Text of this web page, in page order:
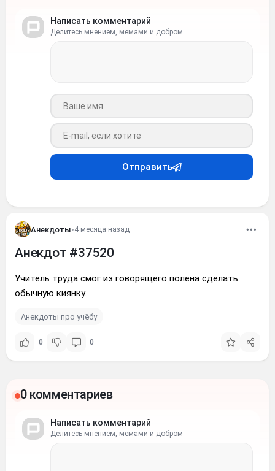
Написать комментарий
Делитесь мнением, мемами и добром
Ваше имя
Ваш e-mail
Отправить
Анекдоты•4 месяца назад
Анекдот #37520
Учитель труда смог из говорящего полена сделать
обычную киянку.
Анекдоты про учёбу
0 0
0 комментариев
Написать комментарий
Делитесь мнением, мемами и добром